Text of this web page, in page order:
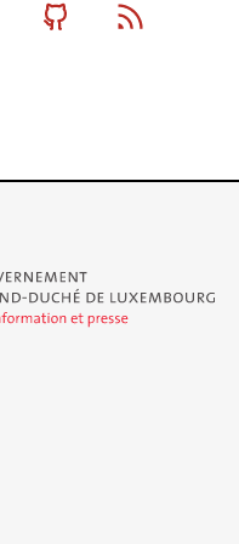
MastodonGithub